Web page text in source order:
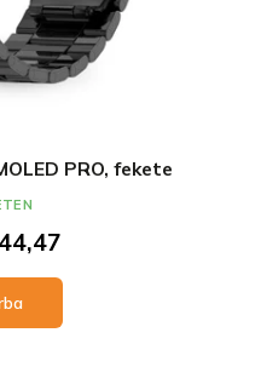
PRO, fekete